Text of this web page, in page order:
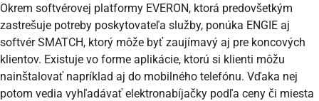
Okrem softvérovej platformy EVERON, ktorá predovšetkým
zastrešuje potreby poskytovateľa služby, ponúka ENGIE aj
softvér SMATCH, ktorý môže byť zaujímavý aj pre koncových
klientov. Existuje vo forme aplikácie, ktorú si klienti môžu
nainštalovať napríklad aj do mobilného telefónu. Vďaka nej
potom vedia vyhľadávať elektronabíjačky podľa ceny či miesta